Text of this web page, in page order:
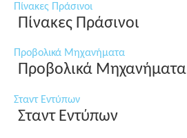
Πίνακες Πράσινοι
Πίνακες Πράσινοι
Προβολικά Μηχανήματα
Προβολικά Μηχανήματα
Σταντ Εντύπων
Σταντ Εντύπων